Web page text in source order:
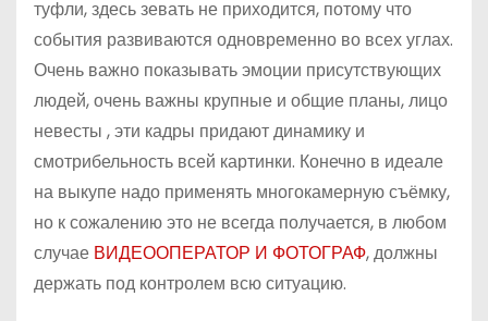
туфли, здесь зевать не приходится, потому что
события развиваются одновременно во всех углах.
Очень важно показывать эмоции присутствующих
людей, очень важны крупные и общие планы, лицо
невесты , эти кадры придают динамику и
смотрибельность всей картинки. Конечно в идеале
на выкупе надо применять многокамерную съёмку,
но к сожалению это не всегда получается, в любом
случае ВИДЕООПЕРАТОР И ФОТОГРАФ, должны
держать под контролем всю ситуацию.